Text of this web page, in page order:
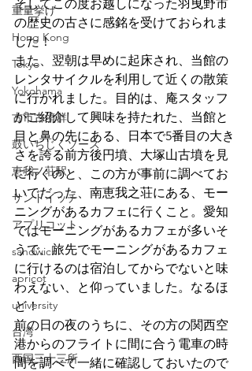
重量挙げ
Hong Kong
Tokyo
Yokohama
古市古墳群
鼓いちじくソース
恵我ノ荘駅
サンドイッチ
アプリコット
sandwich
apricot
university
台湾
西国三十三所
そしてこの度お越しになった羽曳野市
の歴史の古さに感銘を受けておられま
した！
また、翌朝は早めに起床され、当館の
レンタサイクルを利用して近くの散策
に行かれました。目的は、庵スタッフ
がご紹介して興味を持たれた、当館と
目と鼻の先にある、日本で5番目の大き
さを誇る前方後円墳、大塚山古墳を見
に行くのと、この方が事前に調べてお
いでだった、南恵我之荘にある、モー
ニングがあるカフェに行くこと。愛知
ではモーニングがあるカフェが多いそ
うで、旅先でモーニングがあるカフェ
に行けるのは宿泊してからでないと味
わえない、と仰っていました。なるほ
ど！
前の日の夜のうちに、その方の関西空
港からのフライトに間に合う電車の時
間を調べて一緒に確認しておいたので